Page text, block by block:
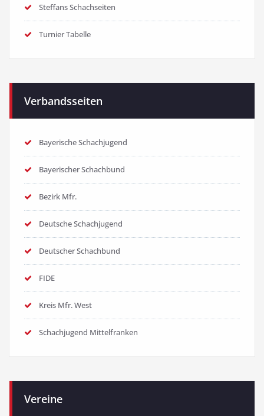
Steffans Schachseiten
Turnier Tabelle
Verbandsseiten
Bayerische Schachjugend
Bayerischer Schachbund
Bezirk Mfr.
Deutsche Schachjugend
Deutscher Schachbund
FIDE
Kreis Mfr. West
Schachjugend Mittelfranken
Vereine